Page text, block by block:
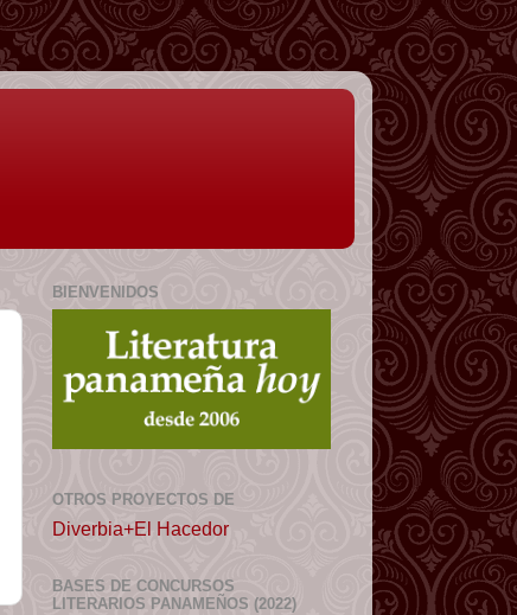
BIENVENIDOS
OTROS PROYECTOS DE
Diverbia+El Hacedor
BASES DE CONCURSOS
LITERARIOS PANAMEÑOS (2022)